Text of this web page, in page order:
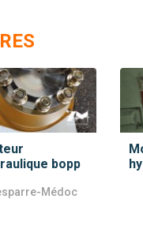
bopp
Médoc